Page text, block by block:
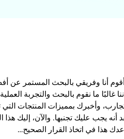
أنا وفريقي بالبحث المستمر عن
ما نقوم بالبحث والتجربة
وأخبرك بمميزات المنتجات
يجب عليك تجنبها. والآن، إليك هذا
هذا في اتخاذ القرار الصحيح…